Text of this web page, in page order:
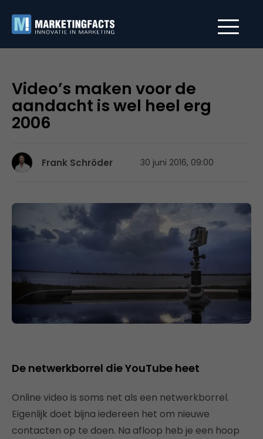
Video’s maken voor de
aandacht is wel heel erg
2006
Frank Schröder 30 juni 2016, 09:00
De netwerkborrel die YouTube heet
Online video is soms net als een netwerkborrel.
Eigenlijk doet bijna iedereen het om nieuwe
contacten op te doen. Na afloop heb je een hoop